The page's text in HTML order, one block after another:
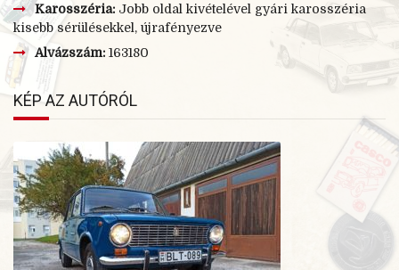
Karosszéria: Jobb oldal kivételével gyári karosszéria
kisebb sérülésekkel, újrafényezve
Alvázszám: 163180
KÉP AZ AUTÓRÓL